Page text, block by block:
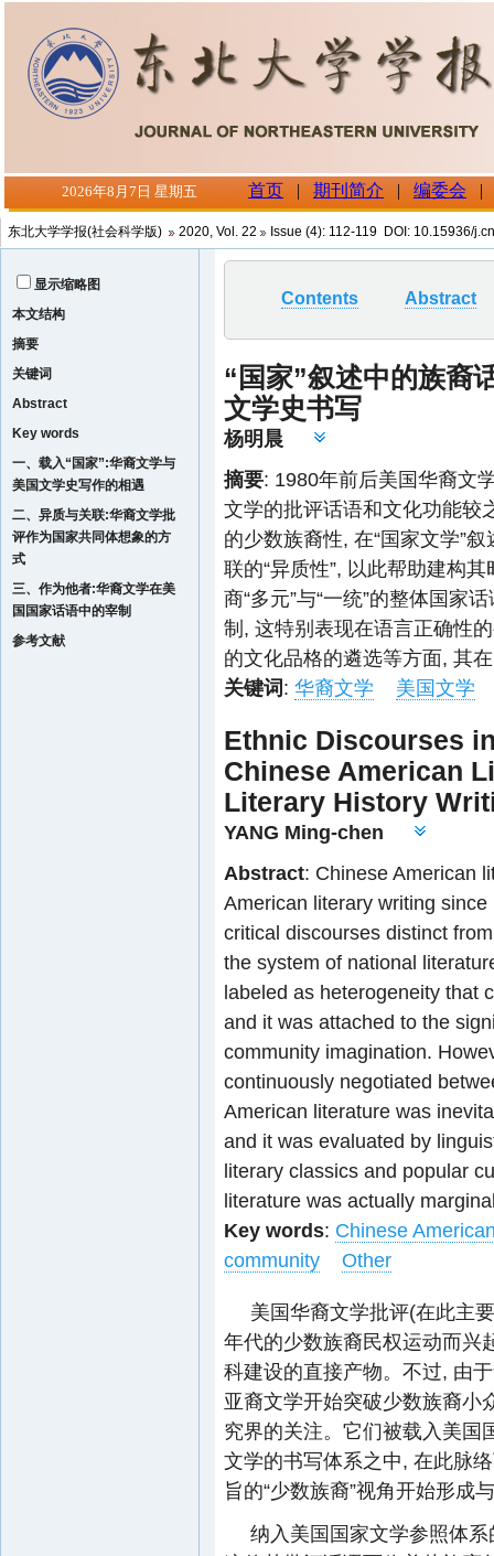
东北大学学报(社会科学版) 2020, Vol. 22 Issue (4): 112-119 DOI: 10.15936/
显示缩略图
本文结构
摘要
关键词
Abstract
Key words
一、载入“国家”:华裔文学与
美国文学史写作的相遇
二、异质与关联:华裔文学批
评作为国家共同体想象的方
式
三、作为他者:华裔文学在美
国国家话语中的宰制
参考文献
Contents Abstract
“国家”叙述中的族裔
文学史书写
杨明晨
摘要: 1980年前后美国华裔文
文学的批评话语和文化功能较
的少数族裔性, 在“国家文学”
联的“异质性”, 以此帮助建构
商“多元”与“一统”的整体国家
制, 这特别表现在语言正确性
的文化品格的遴选等方面, 其
关键词: 华裔文学 美国文学
Ethnic Discourses
Chinese American
Literary History
YANG Ming-chen
Abstract: Chinese American
American literary writing
critical discourses distinct
the system of national
labeled as heterogeneity that
and it was attached to the
community imagination.
continuously negotiated
American literature was
and it was evaluated by
literary classics and popular
literature was actually
Key words: Chinese
community
Other
美国华裔文学批评(在此主
年代的少数族裔民权运动而兴
科建设的直接产物。不过, 由
亚裔文学开始突破少数族裔小
究界的关注。它们被载入美国
文学的书写体系之中, 在此脉
旨的“少数族裔”视角开始形成
纳入美国国家文学参照体